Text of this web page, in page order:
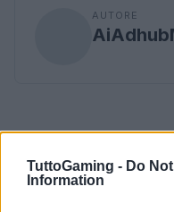
TuttoGaming - Do
Information
AUTORE